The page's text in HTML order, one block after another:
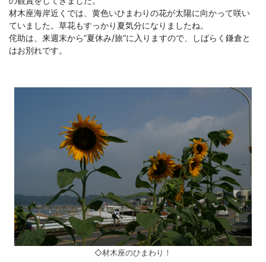
材木座海岸近くでは、黄色いひまわりの花が太陽に向かって咲い
ていました。草花もすっかり夏気分になりましたね。
侘助は、来週末から”夏休み/旅”に入りますので、しばらく鎌倉と
はお別れです。
◇材木座のひまわり！